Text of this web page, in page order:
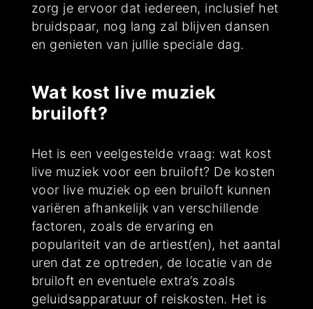
zorg je ervoor dat iedereen, inclusief het
bruidspaar, nog lang zal blijven dansen
en genieten van jullie speciale dag.
Wat kost live muziek
bruiloft?
Het is een veelgestelde vraag: wat kost
live muziek voor een bruiloft? De kosten
voor live muziek op een bruiloft kunnen
variëren afhankelijk van verschillende
factoren, zoals de ervaring en
populariteit van de artiest(en), het aantal
uren dat ze optreden, de locatie van de
bruiloft en eventuele extra’s zoals
geluidsapparatuur of reiskosten. Het is